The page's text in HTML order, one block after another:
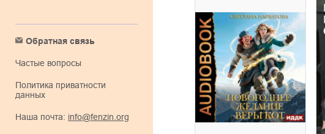
Обратная связь
Частые вопросы
Политика приватности
данных
Наша почта: info@fenzin.org